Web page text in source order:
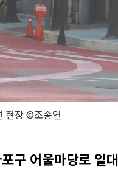
현장 ©조송연
구 어울마당로 일대